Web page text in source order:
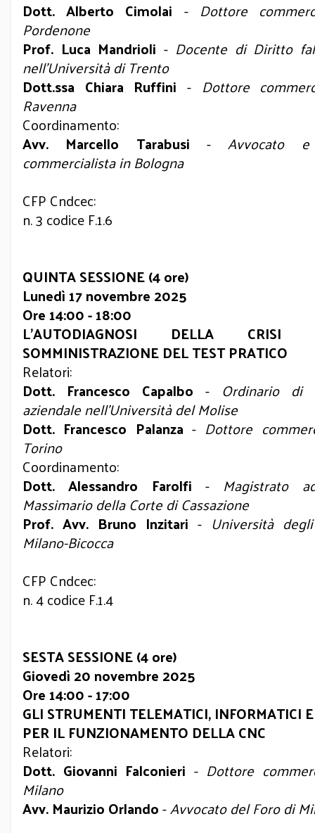
Dott. Alberto Cimolai - Dottore
Pordenone
Prof. Luca Mandrioli - Docente di Diritto
nell’Università di Trento
Dott.ssa Chiara Ruffini - Dottore
Ravenna
Coordinamento:
Avv. Marcello Tarabusi -Avvocato
commercialista in Bologna
CFP Cndcec:
n. 3 codice F.1.6
QUINTA SESSIONE (4 ore)
Lunedì 17 novembre 2025
Ore 14:00 - 18:00
L’AUTODIAGNOSI DELLA
SOMMINISTRAZIONE DEL TEST PRATICO
Relatori:
Dott. Francesco Capalbo - Ordinario di
aziendale nell’Università del Molise
Dott. Francesco Palanza - Dottore
Torino
Coordinamento:
Dott. Alessandro Farolfi - Magistrato
Massimario della Corte di Cassazione
Prof. Avv. Bruno Inzitari - Università
Milano-Bicocca
CFP Cndcec:
n. 4 codice F.1.4
SESTA SESSIONE (4 ore)
Giovedì 20 novembre 2025
Ore 14:00 - 17:00
GLI STRUMENTI TELEMATICI, INFORMATICI
PER IL FUNZIONAMENTO DELLA CNC
Relatori:
Dott. Giovanni Falconieri - Dottore
Milano
Avv. Maurizio Orlando-Avvocato del Foro di